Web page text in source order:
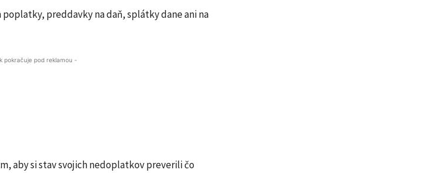
poplatky, preddavky na daň, splátky dane ani na
pokračuje pod reklamou -
aby si stav svojich nedoplatkov preverili čo